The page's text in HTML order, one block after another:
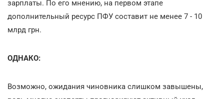
зарплаты. По его мнению, на первом этапе
дополнительный ресурс ПФУ составит не менее 7 - 10
млрд грн.
ОДНАКО:
Возможно, ожидания чиновника слишком завышены,